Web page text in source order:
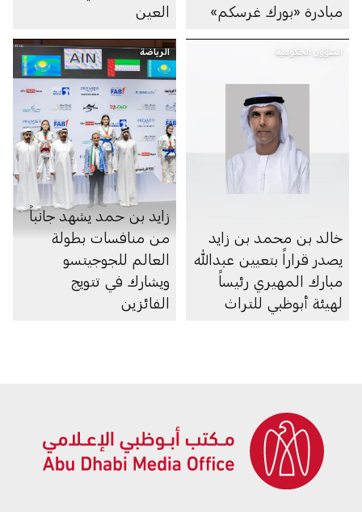
مبادرة «بورك غرسكم»
العين
الشؤون الحكومية
خالد بن محمد بن زايد
يصدر قراراً بتعيين عبدالله
مبارك المهيري رئيساً
لهيئة أبوظبي للتراث
الرياضة
زايد بن حمد يشهد جانباً
من منافسات بطولة
العالم للجوجيتسو
ويشارك في تتويج
الفائزين